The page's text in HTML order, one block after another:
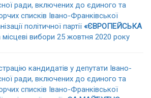
ради, включених до єдиного та
списків Івано-Франківської
політичної партії «ЄВРОПЕЙСЬКА
місцеві вибори 25 жовтня 2020 року
кандидатів у депутати Івано-
ради, включених до єдиного та
списків Івано-Франківської